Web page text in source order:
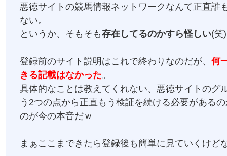
悪徳サイトの競馬情報ネットワークなんて正直誰
ない。
というか、そもそも存在してるのかすら怪しい(笑)
登録前のサイト説明はこれで終わりなのだが、何
きる記載はなかった。
具体的なことは教えてくれない、悪徳サイトのグ
う2つの点から正直もう検証を続ける必要がある
のが今の本音だｗ
まぁここまできたら登録後も簡単に見ていくけど